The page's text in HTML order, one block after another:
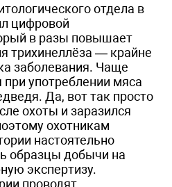
отдела в
цифровой
в разы повышает
трихинеллёза — крайне
заболевания. Чаще
употреблении мяса
Да, вот так просто
охоты и заразился
охотникам
настоятельно
образцы добычи на
экспертизу.
проводят